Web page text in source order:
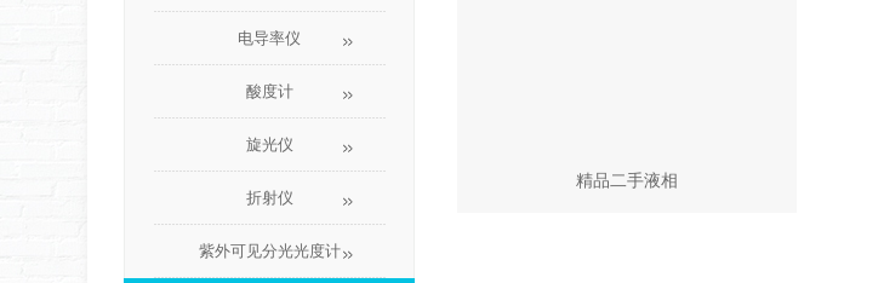
电导率仪
酸度计
旋光仪
折射仪
紫外可见分光光度计
精品二手液相